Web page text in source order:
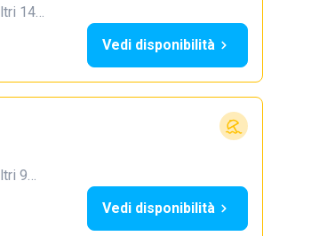
14…
Vedi disponibilità
9…
Vedi disponibilità